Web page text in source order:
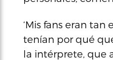
‘Mis fans eran
tenían por qué
la intérprete, que